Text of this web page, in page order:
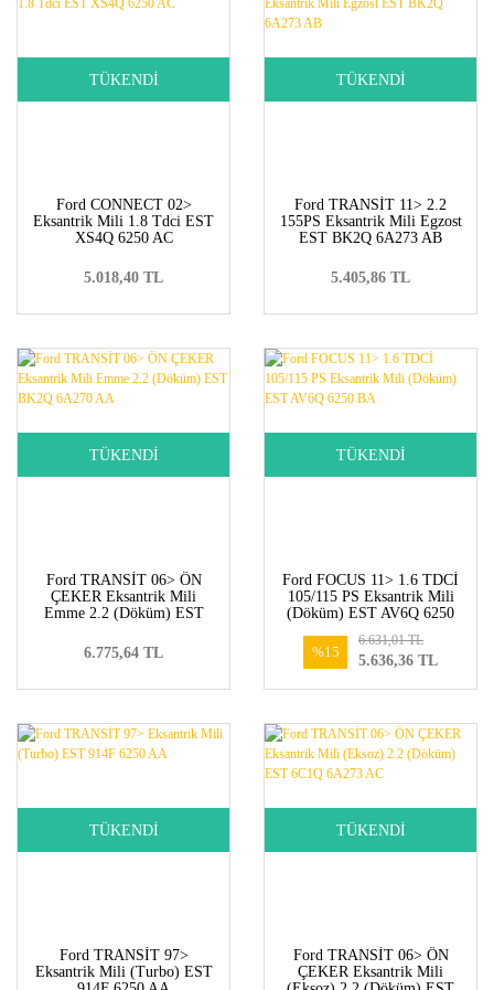
TÜKENDİ
Ford CONNECT 02>
Eksantrik Mili 1.8 Tdci EST
XS4Q 6250 AC
5.018,40 TL
TÜKENDİ
Ford TRANSİT 11> 2.2
155PS Eksantrik Mili Egzost
EST BK2Q 6A273 AB
5.405,86 TL
TÜKENDİ
Ford TRANSİT 06> ÖN
ÇEKER Eksantrik Mili
Emme 2.2 (Döküm) EST
6.775,64 TL
TÜKENDİ
Ford FOCUS 11> 1.6 TDCİ
105/115 PS Eksantrik Mili
(Döküm) EST AV6Q 6250
%15
5.636,36 TL
6.631,01 TL
TÜKENDİ
Ford TRANSİT 97>
Eksantrik Mili (Turbo) EST
TÜKENDİ
Ford TRANSİT 06> ÖN
ÇEKER Eksantrik Mili